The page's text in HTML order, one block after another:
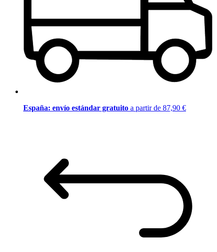
España: envío estándar gratuito a partir de 87,90 €